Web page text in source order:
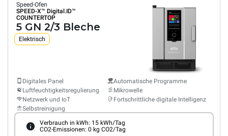
Speed-Ofen
SPEED-X™ Digital.ID™
COUNTERTOP
5 GN 2/3 Bleche
Elektrisch
Digitales Panel
Luftfeuchtigkeitsregulierung
Netzwerk und IoT
Selbstreinigung
Automatische Programme
Mikrowelle
Fortschrittliche digitale Intelligenz
Verbrauch in kWh: 15 kWh/Tag
CO2-Emissionen: 0 kg CO2/Tag